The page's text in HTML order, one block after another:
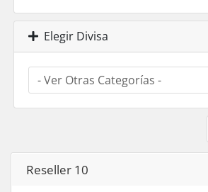
Elegir Divisa
Reseller 10